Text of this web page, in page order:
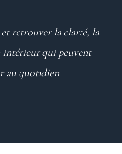
retrouver la clarté, la
intérieur qui peuvent
au quotidien